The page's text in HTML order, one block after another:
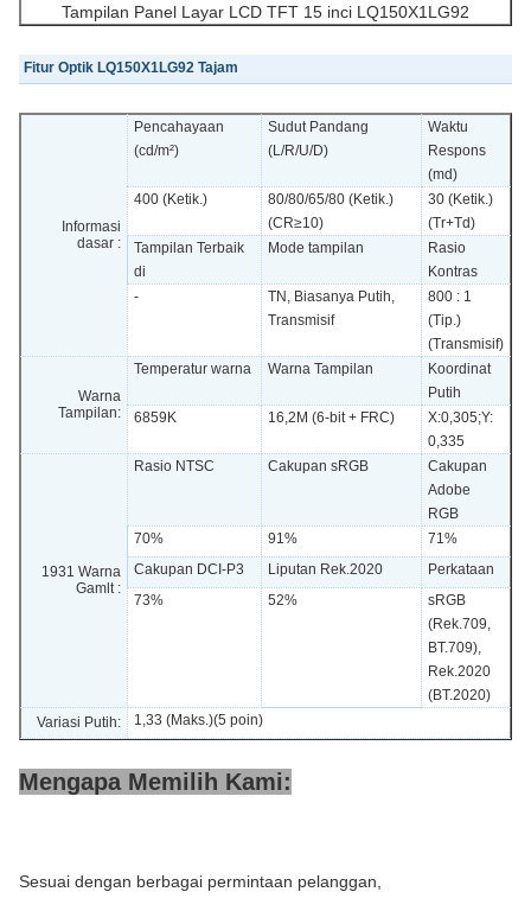
Tampilan Panel Layar LCD TFT 15 inci LQ150X1LG92
Fitur Optik LQ150X1LG92 Tajam
Informasi
dasar :
Pencahayaan
(cd/m²)
Sudut Pandang
(L/R/U/D)
Waktu
Respons
(md)
400 (Ketik.)
80/80/65/80 (Ketik.)
(CR≥10)
30 (Ketik.)
(Tr+Td)
Tampilan Terbaik
di
Mode tampilan
Rasio
Kontras
-
TN, Biasanya Putih,
Transmisif
800 : 1
(Tip.)
(Transmisif)
Warna
Tampilan:
Temperatur warna Warna Tampilan
Koordinat
Putih
6859K
16,2M (6-bit + FRC)
X:0,305;Y:
0,335
1931 Warna
Gamlt :
Rasio NTSC Cakupan sRGB
Cakupan
Adobe
RGB
70%
91%
71%
Cakupan DCI-P3
Liputan Rek.2020
Perkataan
73%
52%
sRGB
(Rek.709,
BT.709),
Rek.2020
(BT.2020)
Variasi Putih:
1,33 (Maks.)(5 poin)
Mengapa Memilih Kami:
Sesuai dengan berbagai permintaan pelanggan,